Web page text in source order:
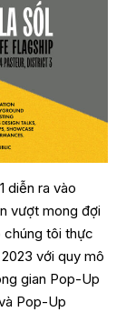
diễn ra vào
vượt mong đợi
tôi thực
với quy mô
gian Pop-Up
Pop-Up